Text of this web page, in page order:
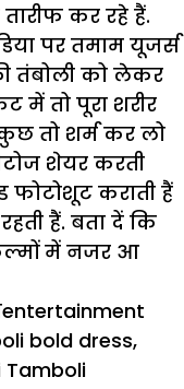
कर रहे हैं.
पर तमाम यूजर्स
तंबोली को लेकर
में तो पूरा शरीर
तो शर्म कर लो
शेयर करती
फोटोशूट कराती हैं
हैं. बता दें कि
में नजर आ
Tags
entertainment
bold dress,
Tamboli